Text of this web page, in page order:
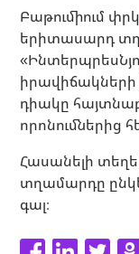
Բաթումիում
երիտասարդ
իրավիճակների
դիակը
որոնումներից
Հասանելի
տղամարդը
գալ։